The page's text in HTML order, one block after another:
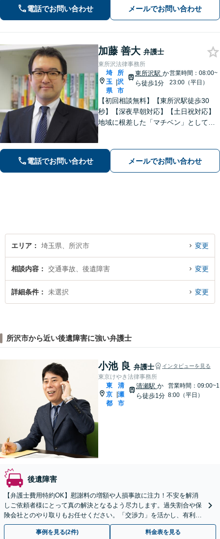
ください！【初回相談無料】
電話でお問い合わせ メールでお問い合わせ
加藤 善大 弁護士
東所沢法律事務所
埼
玉
県
|
所
沢
市
東所沢駅 か
ら徒歩1分
営業時間：08:00~
23:00（平日）
【初回相談無料】【東所沢駅徒歩30
秒】【深夜早朝対応】【土日祝対応】
地域に根差した「マチベン」として、
も承ります。リーズナブルな料金体系
をご提供しています。
電話でお問い合わせ メールでお問い合わせ
エリア 埼玉県、所沢市 変更
相談内容 交通事故、後遺障害 変更
詳細条件 未選択 変更
所沢市から近い後遺障害に強い弁護士
小池 良 弁護士 インタビューを見る
東京けやき法律事務所
東
京
都
清
瀬
市
清瀬駅 か
ら徒歩1分
営業時間：09:00~1
8:00（平日）
後遺障害
【弁護士費用特約OK】慰謝料の増額や人損事故に注力！不安を解消
しご依頼者様にとって真の解決となるよう尽力します。過失割合や保
険会社とのやり取りもお任せください。「交渉力」を活かし、有利な
条件での示談成立を目指します。【夜間・休日の相談可能】
事例を見る(2件) 料金表を見る